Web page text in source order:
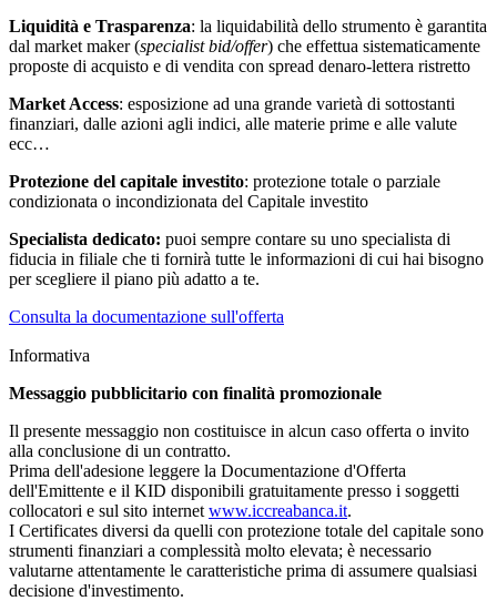
Liquidità e Trasparenza: la liquidabilità dello strumento è garantita
dal market maker (specialist bid/offer) che effettua sistematicamente
proposte di acquisto e di vendita con spread denaro-lettera ristretto
Market Access: esposizione ad una grande varietà di sottostanti
finanziari, dalle azioni agli indici, alle materie prime e alle valute
ecc…
Protezione del capitale investito: protezione totale o parziale
condizionata o incondizionata del Capitale investito
Specialista dedicato: puoi sempre contare su uno specialista di
fiducia in filiale che ti fornirà tutte le informazioni di cui hai bisogno
per scegliere il piano più adatto a te.
Consulta la documentazione sull'offerta
Informativa
Messaggio pubblicitario con finalità promozionale
Il presente messaggio non costituisce in alcun caso offerta o invito
alla conclusione di un contratto.
Prima dell'adesione leggere la Documentazione d'Offerta
dell'Emittente e il KID disponibili gratuitamente presso i soggetti
collocatori e sul sito internet www.iccreabanca.it.
I Certificates diversi da quelli con protezione totale del capitale sono
strumenti finanziari a complessità molto elevata; è necessario
valutarne attentamente le caratteristiche prima di assumere qualsiasi
decisione d'investimento.